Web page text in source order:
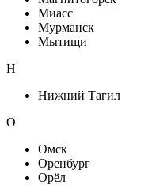
Миасс
Мурманск
Мытищи
Н
Нижний Тагил
О
Омск
Оренбург
Орёл